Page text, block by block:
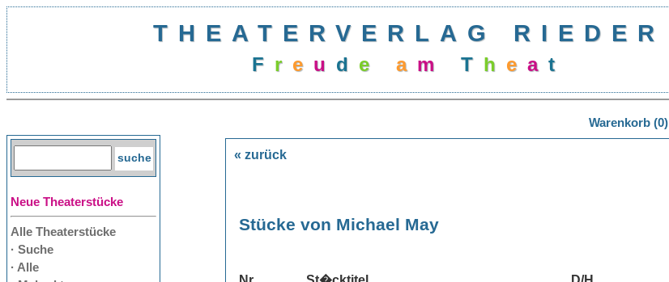
THEATERVERLAG RIEDER
F r e u d e a m T h e a t
Neue Theaterstücke
Alle Theaterstücke
· Suche
· Alle
Warenkorb (0)
« zurück
Stücke von Michael May